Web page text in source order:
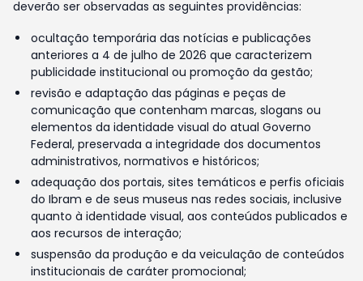
deverão ser observadas as seguintes providências:
ocultação temporária das notícias e publicações
anteriores a 4 de julho de 2026 que caracterizem
publicidade institucional ou promoção da gestão;
revisão e adaptação das páginas e peças de
comunicação que contenham marcas, slogans ou
elementos da identidade visual do atual Governo
Federal, preservada a integridade dos documentos
administrativos, normativos e históricos;
adequação dos portais, sites temáticos e perfis oficiais
do Ibram e de seus museus nas redes sociais, inclusive
quanto à identidade visual, aos conteúdos publicados e
aos recursos de interação;
suspensão da produção e da veiculação de conteúdos
institucionais de caráter promocional;